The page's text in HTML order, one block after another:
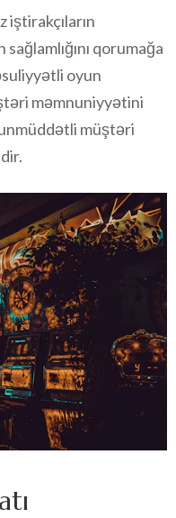
iştirakçıların
qorumağa
oyun
məmnuniyyətini
müştəri